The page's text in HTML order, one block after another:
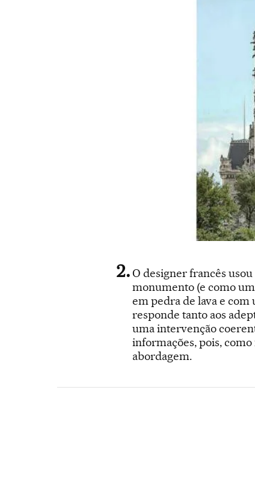
O designer francês
monumento (e como
em pedra de lava e
responde tanto aos
uma intervenção
informações, pois,
abordagem.